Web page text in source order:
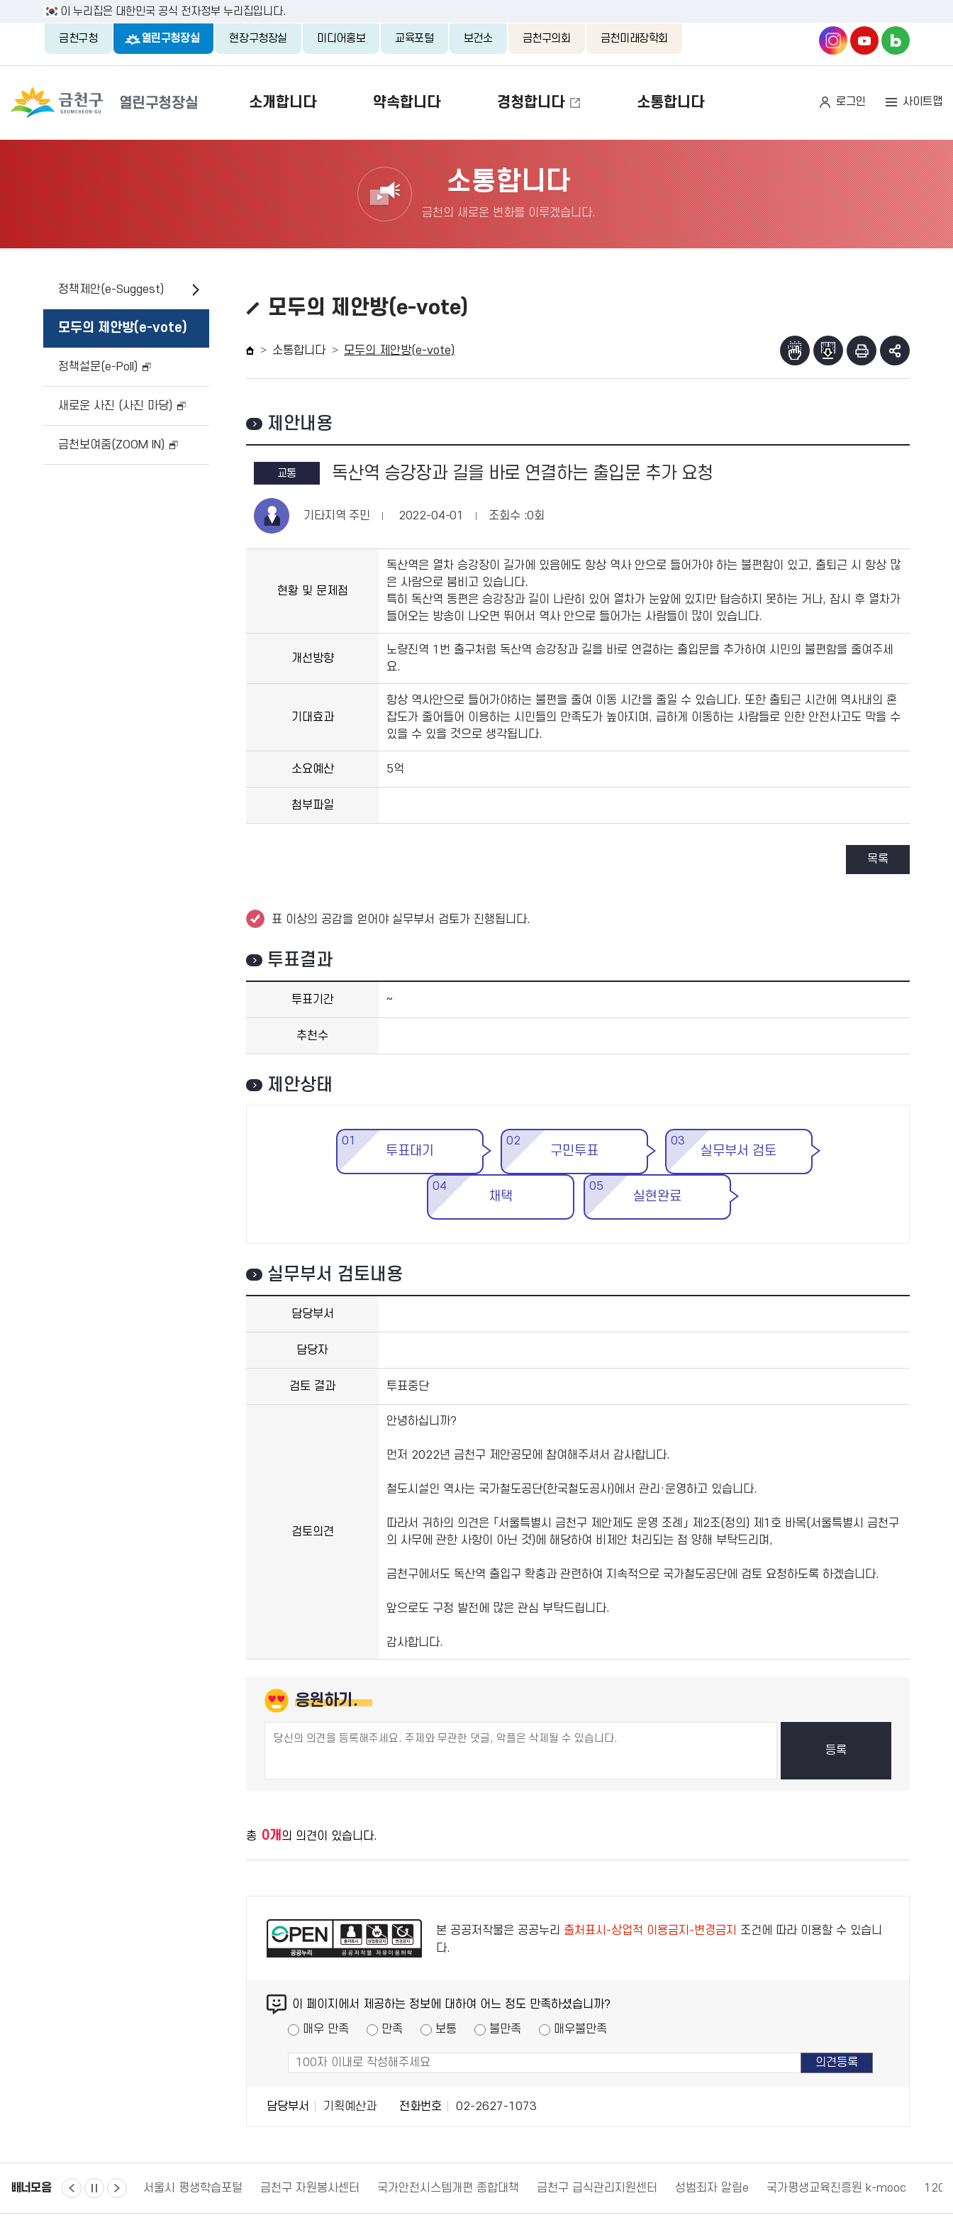
이 누리집은 대한민국 공식 전자정부 누리집입니다.
금천구청 열린구청장실 현장구청장실 미디어홍보 교육포털 보건소 금천구의회 금천미래장학회
소개합니다 약속합니다 경청합니다 소통합니다 로그인 사이트맵
소통합니다
금천의 새로운 변화를 이루겠습니다.
정책제안(e-Suggest)
모두의 제안방(e-vote)
정책설문(e-Poll)
새로운 사진 (사진 마당)
금천보여줌(ZOOM IN)
모두의 제안방(e-vote)
소통합니다 모두의 제안방(e-vote)
제안내용
교통 독산역 승강장과 길을 바로 연결하는 출입문 추가 요청
기타지역 주민 2022-04-01 조회수 :0회
현황 및 문제점
독산역은 열차 승강장이 길가에 있음에도 항상 역사 안으로 들어가야 하는 불편함이 있고, 출퇴근 시 항상 많
은 사람으로 붐비고 있습니다.
특히 독산역 동편은 승강장과 길이 나란히 있어 열차가 눈앞에 있지만 탑승하지 못하는 거나, 잠시 후 열차가
들어오는 방송이 나오면 뛰어서 역사 안으로 들어가는 사람들이 많이 있습니다.
개선방향
노량진역 1번 출구처럼 독산역 승강장과 길을 바로 연결하는 출입문을 추가하여 시민의 불편함을 줄여주세
요.
기대효과
항상 역사안으로 들어가야하는 불편을 줄여 이동 시간을 줄일 수 있습니다. 또한 출퇴근 시간에 역사내의 혼
잡도가 줄어들어 이용하는 시민들의 만족도가 높아지며, 급하게 이동하는 사람들로 인한 안전사고도 막을 수
있을 수 있을 것으로 생각됩니다.
소요예산 5억
첨부파일
목록
표 이상의 공감을 얻어야 실무부서 검토가 진행됩니다.
투표결과
투표기간 ~
추천수
제안상태
01
투표대기
02
구민투표
03
실무부서 검토
04
채택
05
실현완료
실무부서 검토내용
담당부서
담당자
검토 결과 투표중단
검토의견
안녕하십니까?
먼저 2022년 금천구 제안공모에 참여해주셔서 감사합니다.
철도시설인 역사는 국가철도공단(한국철도공사)에서 관리·운영하고 있습니다.
따라서 귀하의 의견은 「서울특별시 금천구 제안제도 운영 조례」 제2조(정의) 제1호 바목(서울특별시 금천구
의 사무에 관한 사항이 아닌 것)에 해당하여 비제안 처리되는 점 양해 부탁드리며,
금천구에서도 독산역 출입구 확충과 관련하여 지속적으로 국가철도공단에 검토 요청하도록 하겠습니다.
앞으로도 구정 발전에 많은 관심 부탁드립니다.
감사합니다.
응원하기.
총 0개 의 의견이 있습니다.
본 공공저작물은 공공누리 출처표시-상업적 이용금지-변경금지
조건에 따라 이용할 수 있습니
다.
이 페이지에서 제공하는 정보에 대하여 어느 정도 만족하셨습니까?
매우 만족
만족 보통 불만족 매우불만족
보
담당부서 기획예산과 전화번호 02-2627-1073
배너모음
경찰청 유실물 통합포털 서울시 평생학습포털 금천구 자원봉사센터 국가안전시스템개편 종합대책 금천구 급식관리지원센터 성범죄자 알림e 국가평생교육진흥원 k-mooc 120